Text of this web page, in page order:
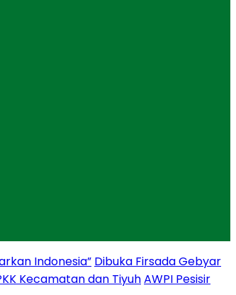
Indonesia” Dibuka Firsada Gebyar
Kecamatan dan TiyuhAWPI Pesisir